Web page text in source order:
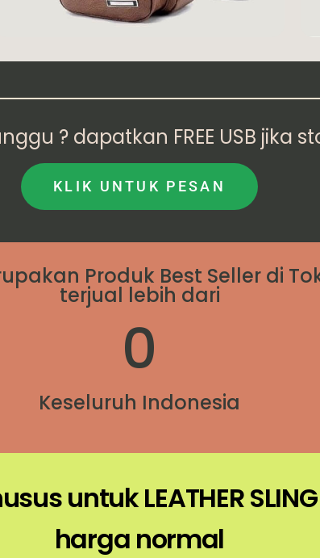
? dapatkan FREE USB jika
KLIK UNTUK PESAN
Produk Best Seller di
terjual lebih dari
0
Keseluruh Indonesia
untuk LEATHER
harga normal